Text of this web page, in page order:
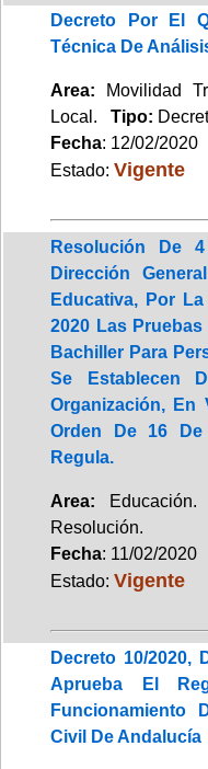
Decreto Por El
Técnica De
Area: Movilidad
Local. Tipo:
Fecha: 12/02/2020
Estado: Vigente
Resolución De
Dirección
Educativa, Por
2020 Las
Bachiller Para
Se Establecen
Organización,
Orden De 16 De
Regula.
Area:
Resolución.
Fecha: 11/02/2020
Estado: Vigente
Decreto 10/2020,
Aprueba El
Funcionamiento
Civil De Andalucía